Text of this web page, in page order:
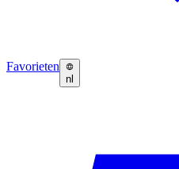
Favorieten
nl